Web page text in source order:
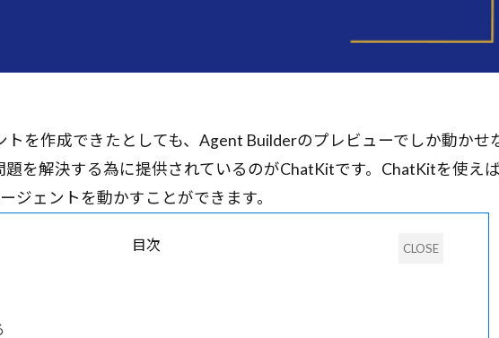
を作成できたとしても、Agent Builderのプレビューでしか動かせ
題を解決する為に提供されているのがChatKitです。ChatKitを使え
ジェントを動かすことができます。
目次